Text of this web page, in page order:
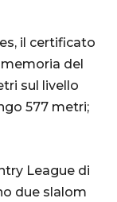
il certificato
del
sul livello
577 metri;
League di
due slalom